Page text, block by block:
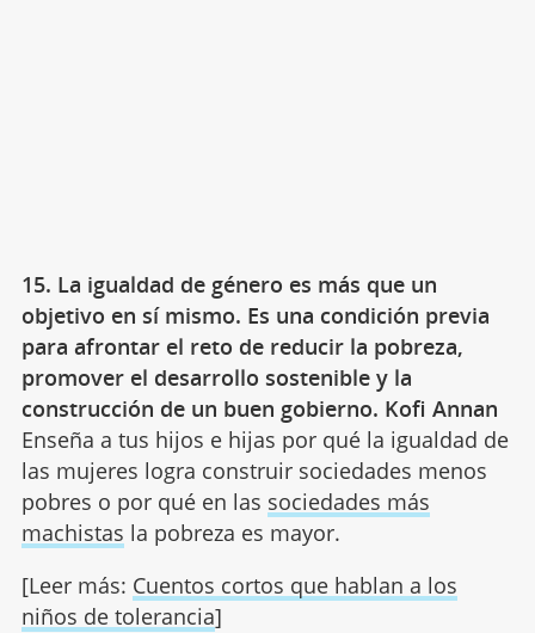
15. La igualdad de género es más que un
objetivo en sí mismo. Es una condición previa
para afrontar el reto de reducir la pobreza,
promover el desarrollo sostenible y la
construcción de un buen gobierno. Kofi Annan
Enseña a tus hijos e hijas por qué la igualdad de
las mujeres logra construir sociedades menos
pobres o por qué en las sociedades más
machistas la pobreza es mayor.
[Leer más: Cuentos cortos que hablan a los
niños de tolerancia]